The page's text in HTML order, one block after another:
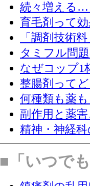
続々増える
育毛剤って
「調剤技術
タミフル問
なぜコップ1
整腸剤って
何種類も薬
副作用と薬
精神・神経
■「いつで